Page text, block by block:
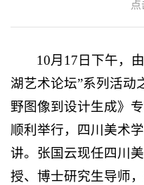
点
10月17日下午，
湖艺术论坛”系列活
野图像到设计生成》
顺利举行，四川美术
讲。张国云现任四川
授、博士研究生导师